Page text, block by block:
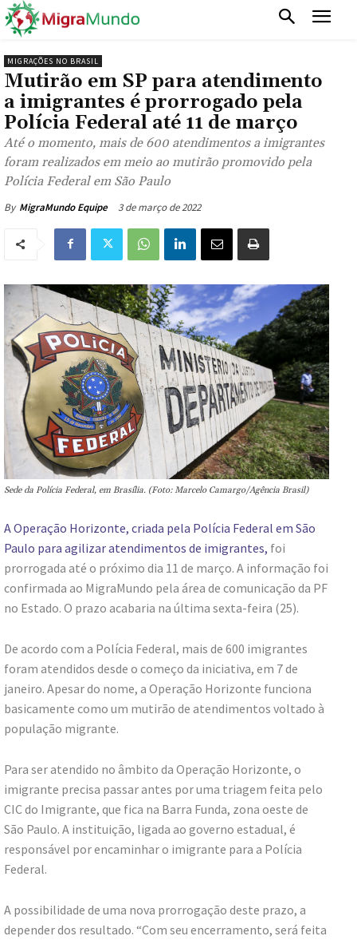
MIGRAÇÕES NO BRASIL
Mutirão em SP para atendimento
a imigrantes é prorrogado pela
Polícia Federal até 11 de março
Até o momento, mais de 600 atendimentos a imigrantes
foram realizados em meio ao mutirão promovido pela
Polícia Federal em São Paulo
By MigraMundo Equipe 3 de março de 2022
Sede da Polícia Federal, em Brasília. (Foto: Marcelo Camargo/Agência Brasil)
A Operação Horizonte, criada pela Polícia Federal em São
Paulo para agilizar atendimentos de imigrantes, foi
prorrogada até o próximo dia 11 de março. A informação foi
confirmada ao MigraMundo pela área de comunicação da PF
no Estado. O prazo acabaria na última sexta-feira (25).
De acordo com a Polícia Federal, mais de 600 imigrantes
foram atendidos desde o começo da iniciativa, em 7 de
janeiro. Apesar do nome, a Operação Horizonte funciona
basicamente como um mutirão de atendimentos voltado à
população migrante.
Para ser atendido no âmbito da Operação Horizonte, o
imigrante precisa passar antes por uma triagem feita pelo
CIC do Imigrante, que fica na Barra Funda, zona oeste de
São Paulo. A instituição, ligada ao governo estadual, é
responsável por encaminhar o imigrante para a Polícia
Federal.
A possibilidade de uma nova prorrogação deste prazo, a
depender dos resultado. “Com seu encerramento, será feita